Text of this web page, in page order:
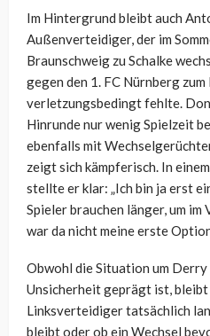
Im Hintergrund bleibt auch
Außenverteidiger, der im
Braunschweig zu Schalke
gegen den 1. FC Nürnberg
verletzungsbedingt fehlte.
Hinrunde nur wenig Spielzeit
ebenfalls mit
zeigt sich kämpferisch. In
stellte er klar: „Ich bin ja erst
Spieler brauchen länger, um im
war da nicht meine erste
Obwohl die Situation um
Unsicherheit geprägt ist, bleibt
Linksverteidiger tatsächlich
bleibt oder ob ein Wechsel